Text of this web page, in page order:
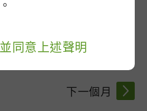
場：01:30-05:00
下一個月
同意上述聲明